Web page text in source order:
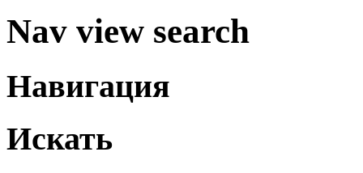
Nav view search
Навигация
Искать